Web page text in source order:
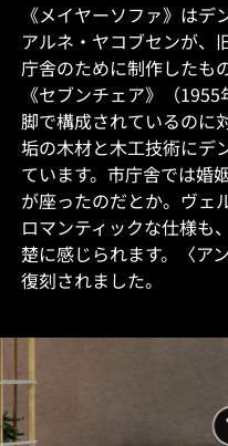
《メイヤーソファ》は
アルネ・ヤコブセンが、
庁舎のために制作したも
《セブンチェア》（
脚で構成されているのに
垢の木材と木工技術にデ
ています。市庁舎では婚
が座ったのだとか。ヴェ
ロマンティックな仕様も
楚に感じられます。〈ア
復刻されました。